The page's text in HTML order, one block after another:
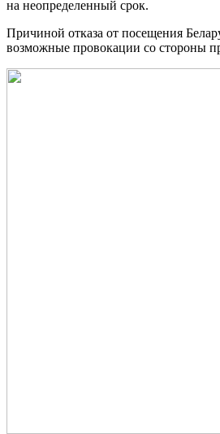
на неопределенный срок.
Причиной отказа от посещения
возможные провокации со стороны